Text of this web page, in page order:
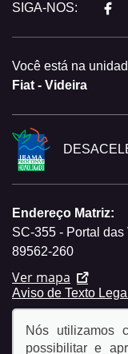
SIGA-NOS:
Você está na
Fiat - Videira
Endereço Matriz:
SC-355 - Portal
89562-260
Ver mapa
Aviso de Texto Legal
Nós utilizamos
possibilitar e